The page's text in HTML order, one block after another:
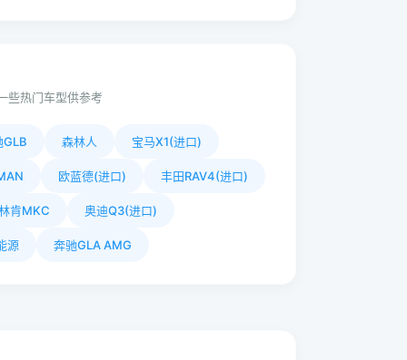
些热门车型供参考
GLB 森林人 宝马X1(进口)
欧蓝德(进口) 丰田RAV4(进口)
肯MKC 奥迪Q3(进口)
源 奔驰GLA AMG